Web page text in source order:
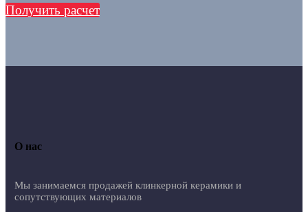
Получить расчет
О нас
Мы занимаемся продажей клинкерной керамики и
сопутствующих материалов